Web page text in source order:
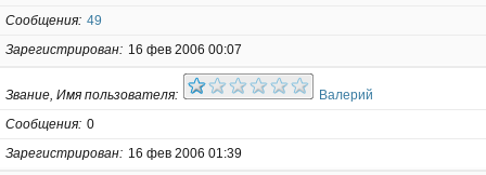
Сообщения 49
Зарегистрирован
16 фев 2006 00:07
Звание, Имя пользователя
Валерий
Сообщения 0
Зарегистрирован
16 фев 2006 01:39